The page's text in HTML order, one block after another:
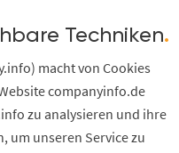
Techniken.
macht von Cookies
companyinfo.de
zu analysieren und ihre
um unseren Service zu